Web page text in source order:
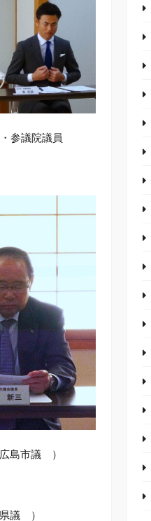
参議院議員
島市議 ）
議 ）